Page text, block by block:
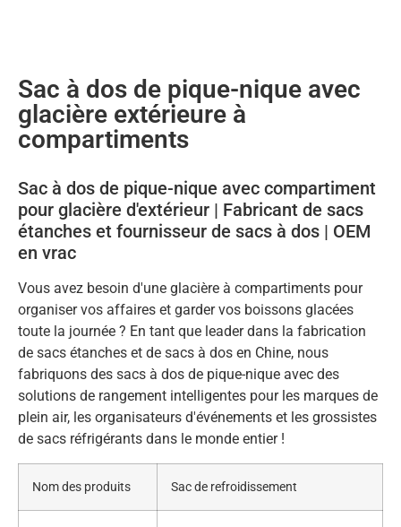
Sac à dos de pique-nique avec
glacière extérieure à
compartiments
Sac à dos de pique-nique avec compartiment
pour glacière d'extérieur | Fabricant de sacs
étanches et fournisseur de sacs à dos | OEM
en vrac
Vous avez besoin d'une glacière à compartiments pour
organiser vos affaires et garder vos boissons glacées
toute la journée ? En tant que leader dans la fabrication
de sacs étanches et de sacs à dos en Chine, nous
fabriquons des sacs à dos de pique-nique avec des
solutions de rangement intelligentes pour les marques de
plein air, les organisateurs d'événements et les grossistes
de sacs réfrigérants dans le monde entier !
Nom des produits Sac de refroidissement